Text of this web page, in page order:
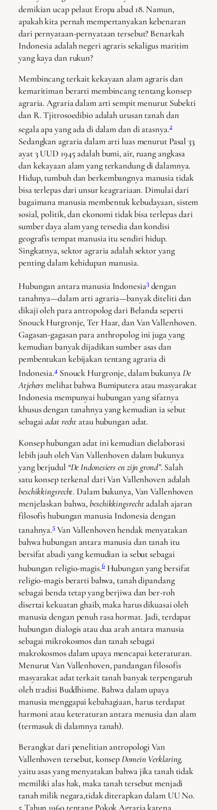
demikian ucap pelaut Eropa abad 18. Namun,
apakah kita pernah mempertanyakan kebenaran
dari pernyataan-pernyataan tersebut? Benarkah
Indonesia adalah negeri agraris sekaligus maritim
yang kaya dan rukun?
Membincang terkait kekayaan alam agraris dan
kemaritiman berarti membincang tentang konsep
agraria. Agraria dalam arti sempit menurut Subekti
dan R. Tjitrosoedibio adalah urusan tanah dan
segala apa yang ada di dalam dan di atasnya.2
Sedangkan agraria dalam arti luas menurut Pasal 33
ayat 3 UUD 1945 adalah bumi, air, ruang angkasa
dan kekayaan alam yang terkandung di dalamnya.
Hidup, tumbuh dan berkembangnya manusia tidak
bisa terlepas dari unsur keagrariaan. Dimulai dari
bagaimana manusia membentuk kebudayaan, sistem
sosial, politik, dan ekonomi tidak bisa terlepas dari
sumber daya alam yang tersedia dan kondisi
geografis tempat manusia itu sendiri hidup.
Singkatnya, sektor agraria adalah sektor yang
penting dalam kehidupan manusia.
Hubungan antara manusia Indonesia3dengan
tanahnya—dalam arti agraria—banyak diteliti dan
dikaji oleh para antropolog dari Belanda seperti
Snouck Hurgronje, Ter Haar, dan Van Vallenhoven.
Gagasan-gagasan para anthropolog ini juga yang
kemudian banyak dijadikan sumber asas dan
pembentukan kebijakan tentang agraria di
Indonesia.4Snouck Hurgronje, dalam bukunyaDe
Atjehersmelihat bahwa Bumiputera atau masyarakat
Indonesia mempunyai hubungan yang sifatnya
khusus dengan tanahnya yang kemudian ia sebut
sebagaiadat recht atau hubungan adat.
Konsep hubungan adat ini kemudian dielaborasi
lebih jauh oleh Van Vallenhoven dalam bukunya
yang berjudul “De Indonesiers en zijn grond”. Salah
satu konsep terkenal dari Van Vallenhoven adalah
beschikkingsrecht. Dalam bukunya, Van Vallenhoven
menjelaskan bahwa, beschikkingsrechtadalah ajaran
filosofis hubungan manusia Indonesia dengan
tanahnya.5 Van Vallenhoven hendak menyatakan
bahwa hubungan antara manusia dan tanah itu
bersifat abadi yang kemudian ia sebut sebagai
hubungan religio-magis.6Hubungan yang bersifat
religio-magis berarti bahwa, tanah dipandang
sebagai benda tetap yang berjiwa dan ber-roh
disertai kekuatan ghaib, maka harus dikuasai oleh
manusia dengan penuh rasa hormat. Jadi, terdapat
hubungan dialogis atau dua arah antara manusia
sebagai mikrokosmos dan tanah sebagai
makrokosmos dalam upaya mencapai keteraturan.
Menurut Van Vallenhoven, pandangan filosofis
masyarakat adat terkait tanah banyak terpengaruh
oleh tradisi Buddhisme. Bahwa dalam upaya
manusia menggapai kebahagiaan, harus terdapat
harmoni atau keteraturan antara menusia dan alam
(termasuk di dalamnya tanah).
Berangkat dari penelitian antropologi Van
Vallenhoven tersebut, konsepDomein Verklaring,
yaitu asas yang menyatakan bahwa jika tanah tidak
memiliki alas hak, maka tanah tersebut menjadi
tanah milik negara,tidak diterapkan dalam UU No.
5 Tahun 1960 tentang Pokok Agraria karena